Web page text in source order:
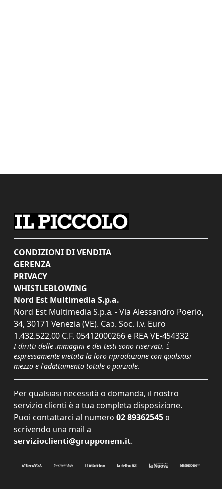
CONDIZIONI DI VENDITA
GERENZA
PRIVACY
WHISTLEBLOWING
Nord Est Multimedia S.p.a.
Nord Est Multimedia S.p.a. - Via Alessandro Poerio,
34, 30171 Venezia (VE). Cap. Soc. i.v. Euro
1.432.522,00 C.F. 05412000266 e REA VE-454332
I diritti delle immagini e dei testi sono riservati. È
espressamente vietata la loro riproduzione con qualsiasi
mezzo e l'adattamento totale o parziale.
Per qualsiasi necessità o domanda, il nostro
servizio clienti è a tua completa disposizione.
Puoi contattarci al numero 02 89362545 o
scrivendo una mail a
servizioclienti@grupponem.it.